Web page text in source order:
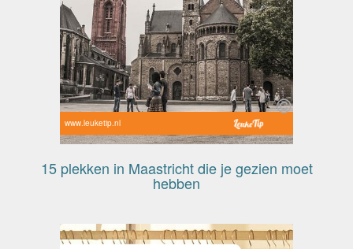
www.leuketip.nl
15 plekken in Maastricht die je gezien moet
hebben